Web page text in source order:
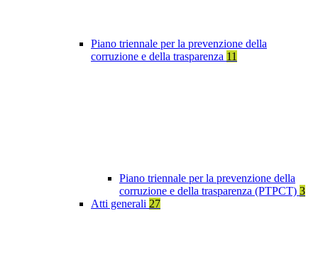
Piano triennale per la prevenzione della
corruzione e della trasparenza 11
Piano triennale per la prevenzione della
corruzione e della trasparenza (PTPCT) 3
Atti generali 27